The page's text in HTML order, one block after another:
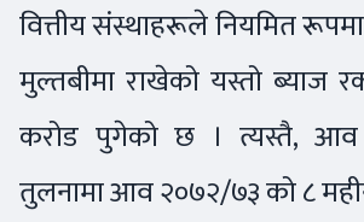
वित्तीय संस्थाहरूले नियमित
मुल्तबीमा राखेको यस्तो ब्याज
करोड पुगेको छ । त्यस्तै,
तुलनामा आव २०७२/७३ को ८